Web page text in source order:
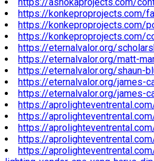
https://ashokaprojects.com/
https://konkeproprojects.com/
https://konkeproprojects.com/
https://konkeproprojects.com/
https://eternalvalor.org/
https://eternalvalor.org/matt-
https://eternalvalor.org/shaun-
https://eternalvalor.org/james-
https://eternalvalor.org/james-
https://
https://
https://
https://
https://